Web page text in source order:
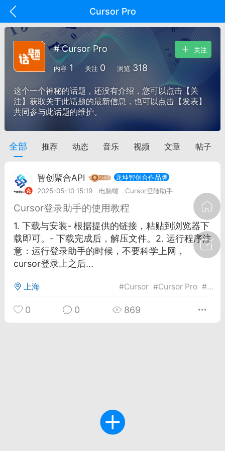
Cursor Pro
29 10:10 电脑端 智狐AI工作台
中英翻译
事想用上客户端...
# 智狐AI工作台
1 21
聚合API
26 00:53
公开内容
Max 的新默认模型，并成为
# Cursor Pro
内容 1 关注 0 浏览 318
关注
这个一个神秘的话题，还没有介绍，您可以点击【关
注】获取关于此话题的最新信息，也可以点击【发表】
共同参与此话题的维护。
全部 推荐 动态 音乐 视频 文章 帖子
智创聚合API
龙坤智创合作品牌
2025-05-10 15:19
电脑端 Cursor登陆助手
Cursor登录助手的使用教程
1. 下载与安装- 根据提供的链接，粘贴到浏览器下
载即可。- 下载完成后，解压文件。2. 运行程序注
意：运行登录助手的时候，不要科学上网，
cursor登录上之后...
上海 #Cursor #Cursor Pro #
0 0 869